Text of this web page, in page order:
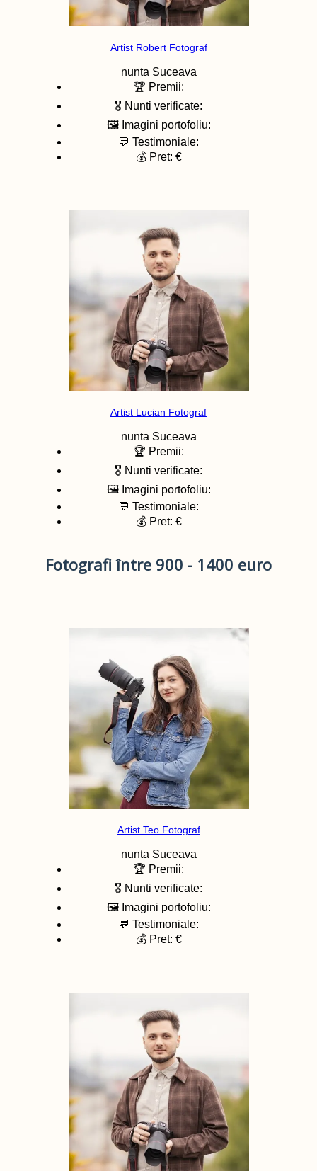
Artist Robert Fotograf
nunta Suceava
🏆 Premii:
🎖️ Nunti verificate:
🖼️ Imagini portofoliu:
💬 Testimoniale:
💰 Pret: €
Artist Lucian Fotograf
nunta Suceava
🏆 Premii:
🎖️ Nunti verificate:
🖼️ Imagini portofoliu:
💬 Testimoniale:
💰 Pret: €
Fotografi între 900 - 1400 euro
Artist Teo Fotograf
nunta Suceava
🏆 Premii:
🎖️ Nunti verificate:
🖼️ Imagini portofoliu:
💬 Testimoniale:
💰 Pret: €